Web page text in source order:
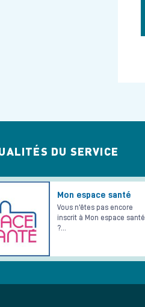
DU SERVICE
Mon espace santé
Vous n'êtes pas encore
inscrit à Mon espace santé
?…